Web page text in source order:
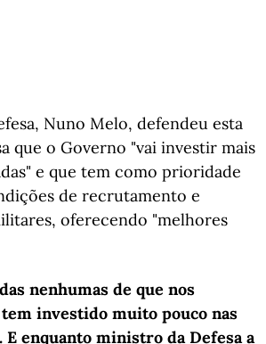
Nuno Melo, defendeu esta
que o Governo "vai investir mais
e que tem como prioridade
de recrutamento e
oferecendo "melhores
nenhumas de que nos
investido muito pouco nas
E enquanto ministro da Defesa a